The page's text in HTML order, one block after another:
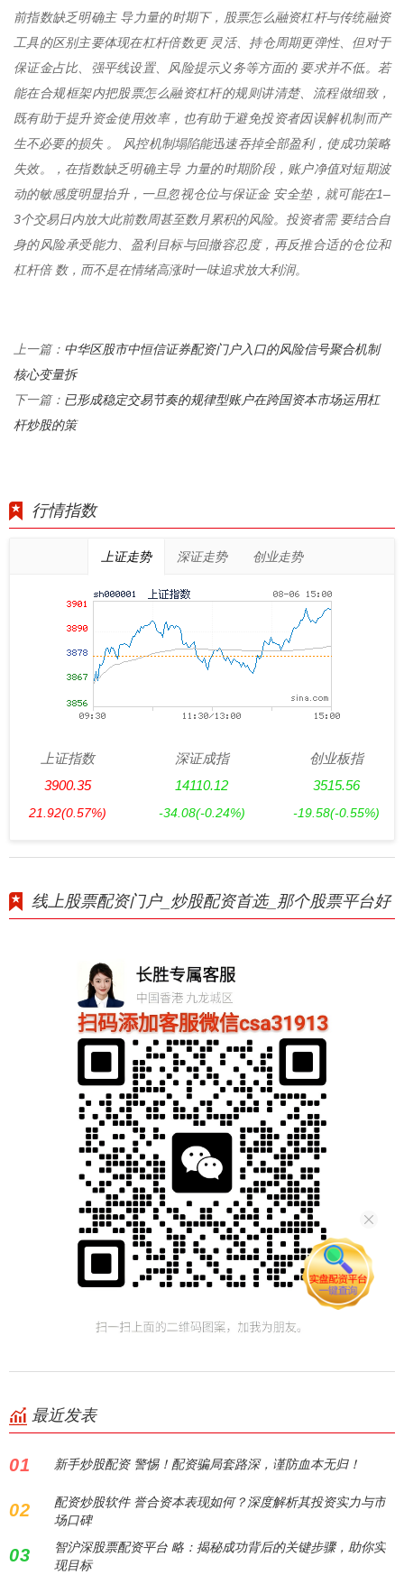
前指数缺乏明确主 导力量的时期下，股票怎么融资杠杆与传统融资
工具的区别主要体现在杠杆倍数更 灵活、持仓周期更弹性、但对于
保证金占比、强平线设置、风险提示义务等方面的 要求并不低。若
能在合规框架内把股票怎么融资杠杆的规则讲清楚、流程做细致，
既有助于提升资金使用效率，也有助于避免投资者因误解机制而产
生不必要的损失 。 风控机制塌陷能迅速吞掉全部盈利，使成功策略
失效。，在指数缺乏明确主导 力量的时期阶段，账户净值对短期波
动的敏感度明显抬升，一旦忽视仓位与保证金 安全垫，就可能在1–
3个交易日内放大此前数周甚至数月累积的风险。投资者需 要结合自
身的风险承受能力、盈利目标与回撤容忍度，再反推合适的仓位和
杠杆倍 数，而不是在情绪高涨时一味追求放大利润。
上一篇： 中华区股市中恒信证券配资门户入口的风险信号聚合机制
核心变量拆
下一篇： 已形成稳定交易节奏的规律型账户在跨国资本市场运用杠
杆炒股的策
行情指数
上证走势 深证走势 创业走势
上证指数
3900.35
21.92(0.57%)
深证成指
14110.12
-34.08(-0.24%)
创业板指
3515.56
-19.58(-0.55%)
线上股票配资门户_炒股配资首选_那个股票平台好
最近发表
01 新手炒股配资 警惕！配资骗局套路深，谨防血本无归！
02
配资炒股软件 誉合资本表现如何？深度解析其投资实力与市
场口碑
03
智沪深股票配资平台 略：揭秘成功背后的关键步骤，助你实
现目标